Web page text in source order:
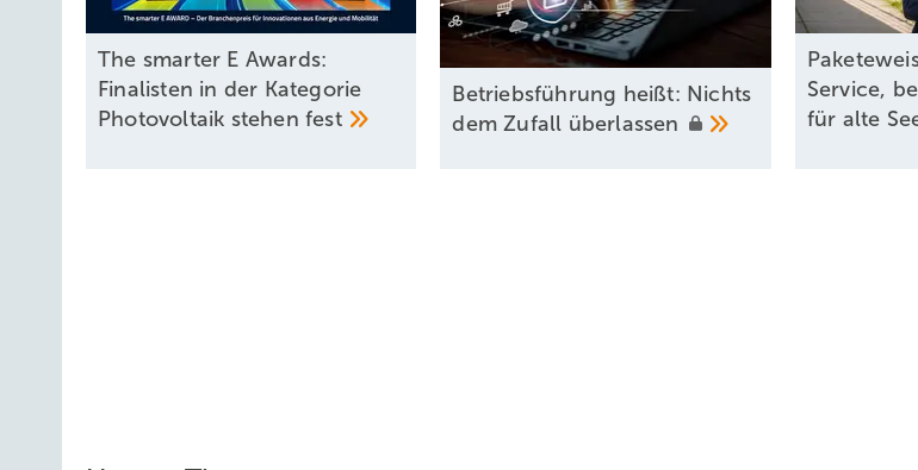
The smarter E Awards:
Finalisten in der Kategorie
Photovoltaik stehen fest
Betriebsführung heißt: Nichts
dem Zufall überlassen
Service,
für alte